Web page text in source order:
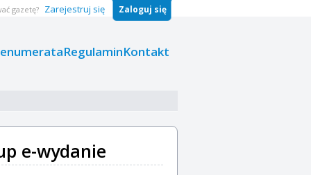
RegulaminKontakt
gazetę? Zarejestruj się Zaloguj się
e-wydanie